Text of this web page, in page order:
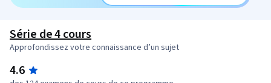
Série de 4 cours
Approfondissez votre connaissance d’un sujet
4.6